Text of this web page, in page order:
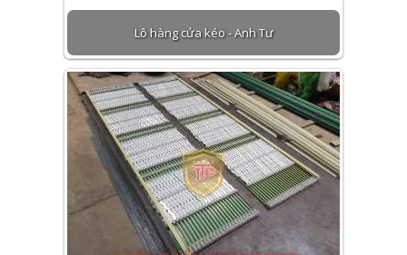
Lô hàng cửa kéo - Anh Tư